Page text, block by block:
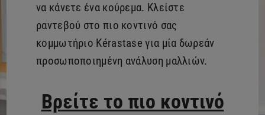
να κάνετε ένα κούρεμα. Κλείστε
ραντεβού στο πιο κοντινό σας
κομμωτήριο Kérastase για μία δωρεάν
προσωποποιημένη ανάλυση μαλλιών.
Βρείτε το πιο κοντινό